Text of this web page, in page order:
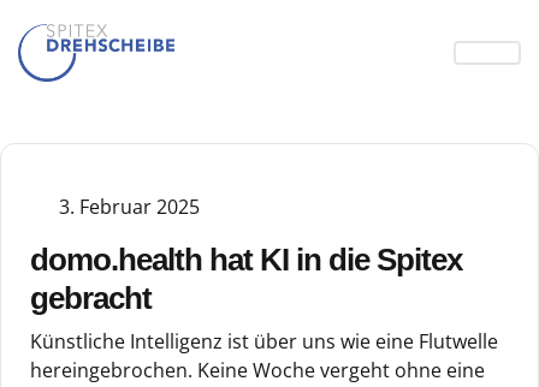
3. Februar 2025
domo.health hat KI in die Spitex
gebracht
Künstliche Intelligenz ist über uns wie eine Flutwelle
hereingebrochen. Keine Woche vergeht ohne eine